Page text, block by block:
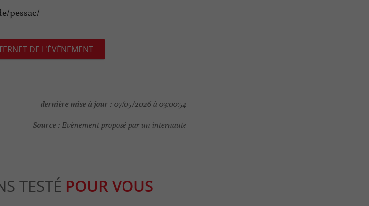
pessac/
DE L'ÉVÈNEMENT
dernière mise à jour : 07/05/2026 à 03:00:54
Source : Evènement proposé par un internaute
TESTÉ POUR VOUS